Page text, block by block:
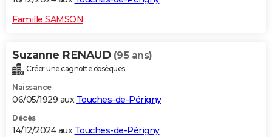
Famille SAMSON
Suzanne RENAUD (95 ans)
Créer une cagnotte obsèques
Naissance
06/05/1929 aux Touches-de-Périgny
Décès
14/12/2024 aux Touches-de-Périgny